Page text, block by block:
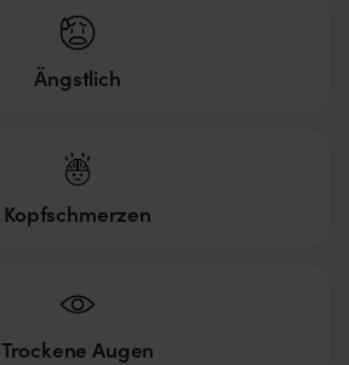
Ängstlich
Kopfschmerzen
Trockene Augen